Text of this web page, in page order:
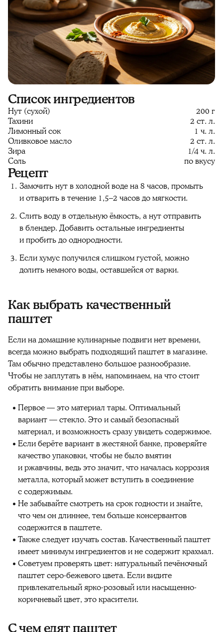
Список ингредиентов
Нут (сухой)
200 г
Тахини
2 ст. л.
Лимонный сок
1 ч. л.
Оливковое масло
2 ст. л.
Зира
1/4 ч. л.
Соль
по вкусу
Рецепт
Замочить нут в холодной воде на 8 часов, промыть
и отварить в течение 1,5–2 часов до мягкости.
Слить воду в отдельную ёмкость, а нут отправить
в блендер. Добавить остальные ингредиенты
и пробить до однородности.
Если хумус получился слишком густой, можно
долить немного воды, оставшейся от варки.
Как выбрать качественный
паштет
Если на домашние кулинарные подвиги нет времени,
всегда можно выбрать подходящий паштет в магазине.
Там обычно представлено большое разнообразие.
Чтобы не заплутать в нём, напоминаем, на что стоит
обратить внимание при выборе.
Первое — это материал тары. Оптимальный
вариант — стекло. Это и самый безопасный
материал, и возможность сразу увидеть содержимое.
Если берёте вариант в жестяной банке, проверяйте
качество упаковки, чтобы не было вмятин
и ржавчины, ведь это значит, что началась коррозия
металла, который может вступить в соединение
с содержимым.
Не забывайте смотреть на срок годности и знайте,
что чем он длиннее, тем больше консервантов
содержится в паштете.
Также следует изучать состав. Качественный паштет
имеет минимум ингредиентов и не содержит крахмал.
Советуем проверять цвет: натуральный печёночный
паштет серо-бежевого цвета. Если видите
привлекательный ярко-розовый или насыщенно-
коричневый цвет, это красители.